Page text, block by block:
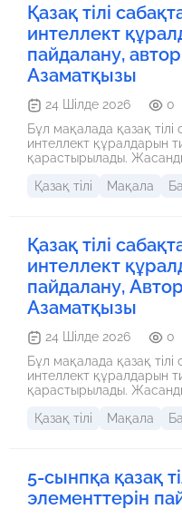
Қазақ тілі
интеллект
пайдалану,
Азаматқызы
24 Шілде 2026 0
Бұл мақалада қазақ
интеллект құралдарын
қарастырылады.
және мұғалімнің
Қазақ тілі Мақала
Қазақ тілі
интеллект
пайдалану,
Азаматқызы
24 Шілде 2026 0
Бұл мақалада қазақ
интеллект құралдарын
қарастырылады.
және мұғалімнің
Қазақ тілі Мақала
5-сынпқа қазақ
элементтерін